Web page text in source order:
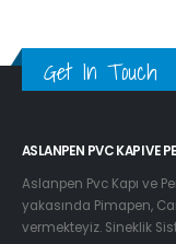
Get In Touch
ASLANPEN PVC KAPI VE
Aslanpen Pvc Kapı ve
yakasında Pimapen,
vermekteyiz. Sineklik